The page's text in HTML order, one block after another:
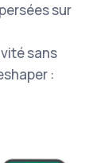
sur
sans
: